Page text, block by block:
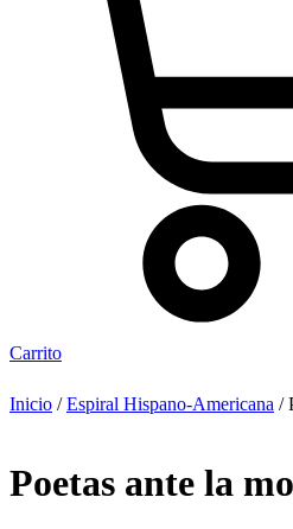
Carrito
Inicio /Espiral Hispano-Americana /
Poetas ante la